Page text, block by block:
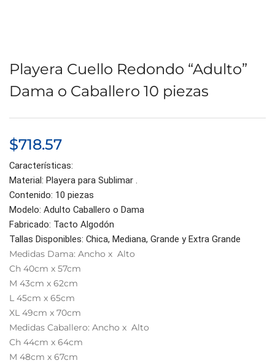
Playera Cuello Redondo “Adulto”
Dama o Caballero 10 piezas
$718.57
Características:
Material: Playera para Sublimar .
Contenido: 10 piezas
Modelo: Adulto Caballero o Dama
Fabricado: Tacto Algodón
Tallas Disponibles: Chica, Mediana, Grande y Extra Grande
Medidas Dama: Ancho x Alto
Ch 40cm x 57cm
M 43cm x 62cm
L 45cm x 65cm
XL 49cm x 70cm
Medidas Caballero: Ancho x Alto
Ch 44cm x 64cm
M 48cm x 67cm